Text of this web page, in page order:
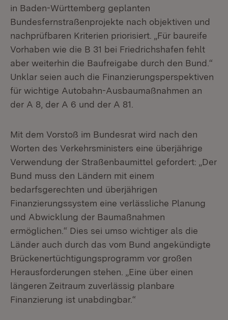
in Baden-Württemberg geplanten
Bundesfernstraßenprojekte nach objektiven und
nachprüfbaren Kriterien priorisiert. „Für baureife
Vorhaben wie die B 31 bei Friedrichshafen fehlt
aber weiterhin die Baufreigabe durch den Bund.“
Unklar seien auch die Finanzierungsperspektiven
für wichtige Autobahn-Ausbaumaßnahmen an
der A 8, der A 6 und der A 81.
Mit dem Vorstoß im Bundesrat wird nach den
Worten des Verkehrsministers eine überjährige
Verwendung der Straßenbaumittel gefordert: „Der
Bund muss den Ländern mit einem
bedarfsgerechten und überjährigen
Finanzierungssystem eine verlässliche Planung
und Abwicklung der Baumaßnahmen
ermöglichen.“ Dies sei umso wichtiger als die
Länder auch durch das vom Bund angekündigte
Brückenertüchtigungsprogramm vor großen
Herausforderungen stehen. „Eine über einen
längeren Zeitraum zuverlässig planbare
Finanzierung ist unabdingbar.“